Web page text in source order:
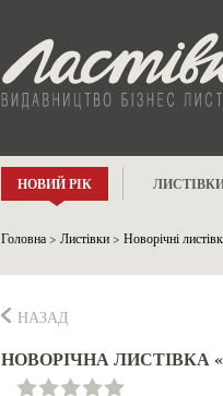
НОВИЙ РІК
Головна> Листівки> Новорічні
НАЗАД
НОВОРІЧНА ЛИСТІВКА